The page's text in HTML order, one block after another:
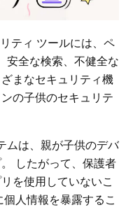
ティ ツールには、ペ
安全な検索、不健全な
まなセキュリティ機
の子供のセキュリテ
ムは、親が子供のデバ
したがって、保護者
を使用していないこ
人情報を暴露するこ